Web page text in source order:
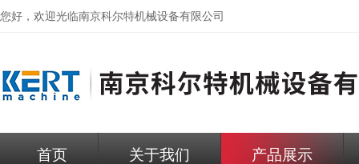
您好，欢迎光临南京科尔特机械设备有限公司
首页 关于我们 产品展示